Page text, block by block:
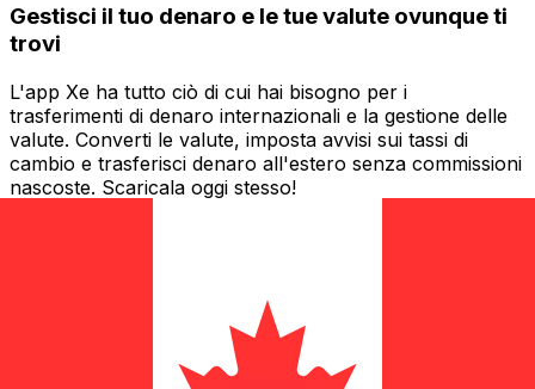
Gestisci il tuo denaro e le tue valute ovunque ti
trovi
L'app Xe ha tutto ciò di cui hai bisogno per i
trasferimenti di denaro internazionali e la gestione delle
valute. Converti le valute, imposta avvisi sui tassi di
cambio e trasferisci denaro all'estero senza commissioni
nascoste. Scaricala oggi stesso!